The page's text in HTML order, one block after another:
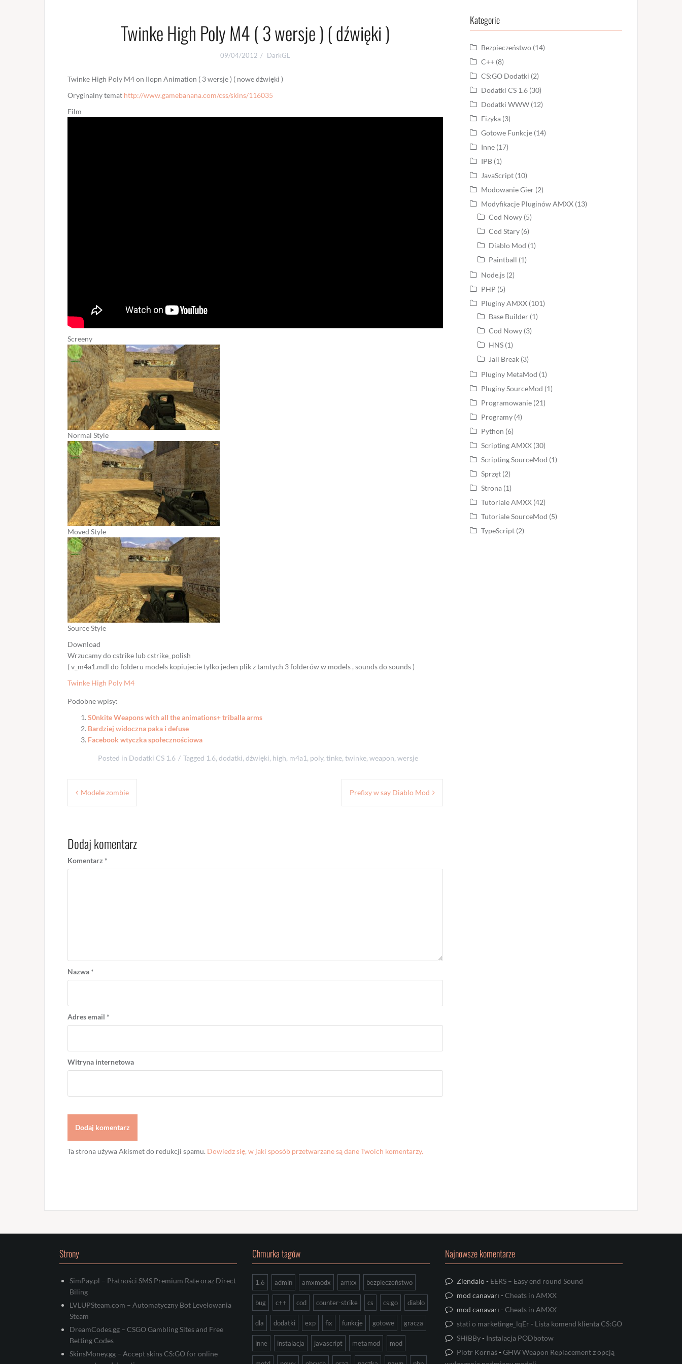
Twinke High Poly M4 ( 3 wersje ) ( dźwięki )
09/04/2012 DarkGL
Twinke High Poly M4 on IIopn Animation ( 3 wersje ) ( nowe dźwięki )
Oryginalny temat http://www.gamebanana.com/css/skins/116035
Film
Screeny
Normal Style
Moved Style
Source Style
Download
Wrzucamy do cstrike lub cstrike_polish
( v_m4a1.mdl do folderu models kopiujecie tylko jeden plik z tamtych 3 folderów w models , sounds do sounds )
Twinke High Poly M4
Podobne wpisy:
S0nkite Weapons with all the animations+ triballa arms
Bardziej widoczna paka i defuse
Facebook wtyczka społecznościowa
Posted in Dodatki CS 1.6 Tagged 1.6, dodatki, dźwięki, high, m4a1, poly, tinke, twinke, weapon, wersje
Nawigacja
Modele zombie Prefixy w say Diablo Mod
Dodaj komentarz
Komentarz *
Nazwa*
Adres email *
Witryna internetowa
Ta strona używa Akismet do redukcji spamu. Dowiedz się, w jaki sposób przetwarzane są dane Twoich komentarzy.
Kategorie
Bezpieczeństwo (14)
C++ (8)
CS:GO Dodatki (2)
Dodatki CS 1.6 (30)
Dodatki WWW (12)
Fizyka (3)
Gotowe Funkcje (14)
Inne (17)
IPB (1)
JavaScript (10)
Modowanie Gier (2)
Modyfikacje Pluginów AMXX (13)
Cod Nowy (5)
Cod Stary (6)
Diablo Mod (1)
Paintball (1)
Node.js (2)
PHP (5)
Pluginy AMXX (101)
Base Builder (1)
Cod Nowy (3)
HNS (1)
Jail Break (3)
Pluginy MetaMod (1)
Pluginy SourceMod (1)
Programowanie (21)
Programy (4)
Python (6)
Scripting AMXX (30)
Scripting SourceMod (1)
Sprzęt (2)
Strona (1)
Tutoriale AMXX (42)
Tutoriale SourceMod (5)
TypeScript (2)
Strony
SimPay.pl – Płatności SMS Premium Rate oraz Direct
Biling
LVLUPSteam.com – Automatyczny Bot Levelowania
Steam
DreamCodes.gg – CSGO Gambling Sites and Free
Betting Codes
SkinsMoney.gg – Accept skins CS:GO for online
Chmurka tagów
1.6 admin amxmodx amxx bezpieczeństwo
bug c++ cod counter-strike cs cs:go diablo
dla dodatki exp fix funkcje gotowe gracza
inne instalacja javascript metamod mod
Najnowsze komentarze
Ziendalo- EERS – Easy end round Sound
mod canavarı -Cheats in AMXX
mod canavarı -Cheats in AMXX
stati o marketinge_lqEr - Lista komend klienta CS:GO
SHiBBy- Instalacja PODbotow
Piotr Kornaś-GHW Weapon Replacement z opcją